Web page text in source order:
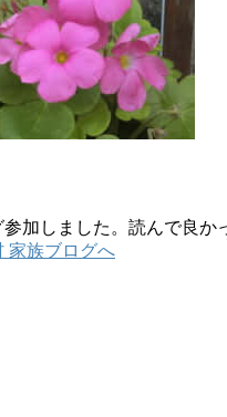
加しました。読んで良か